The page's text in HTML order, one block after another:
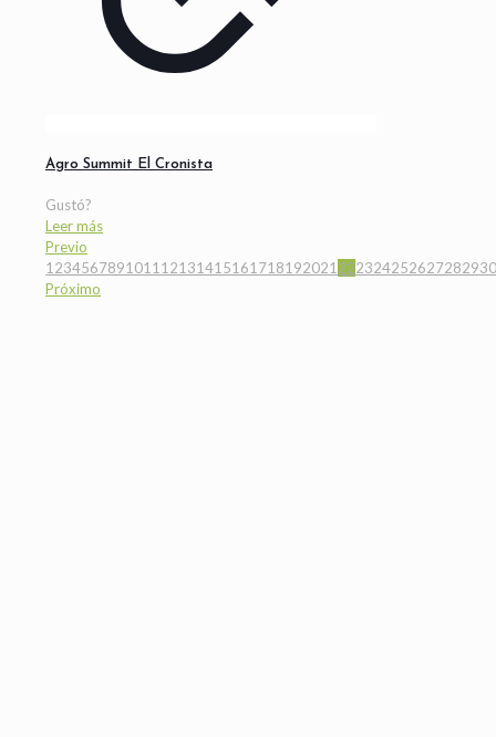
Agro Summit El Cronista
Gustó?
Leer más
Previo
1 234567891011 12131415161718192021 222324252627282930
Próximo